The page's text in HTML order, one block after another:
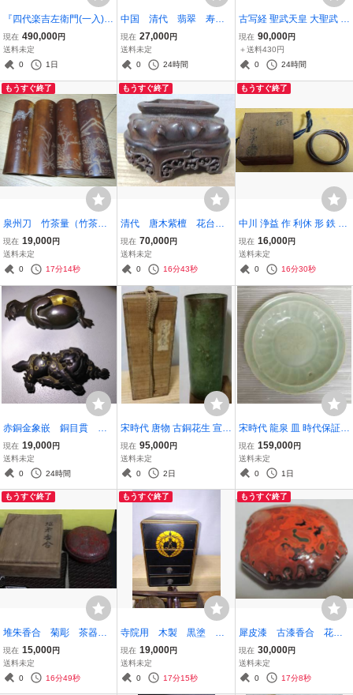
『四代楽吉左衛門(一入)』
造 ノンカウ 黒茶碗 15代
楽 吉左衛門 極書 表千家
淡々斎極箱 川端 市之 鑑定
現在 490,000円
送料未定
0
1日
中国 清代 翡翠 寿
字 簪18.5x2mm
現在 27,000円
送料未定
0
24時間
古写経 聖武天皇 大聖武 中
聖武 1行 極札 未装 紙本
中国 唐物 唐本 古美術 掛
軸 古筆 文書 古筆切 奈良
現在 90,000円
＋送料430円
0
24時間
もうすぐ終了
泉州刀 竹茶量（竹茶
合） 山水 蘭花 松
舟人物彫 在銘 4枚 煎
茶 本物保証
現在 19,000円
送料未定
0
17分14秒
もうすぐ終了
清代 唐木紫檀 花台
纏枝蓮紋 細彫 共箱
現在 70,000円
送料未定
0
16分43秒
もうすぐ終了
中川 浄益 作 利休 形 鉄 石
目 釜鐶 （共箱）
現在 16,000円
送料未定
0
16分30秒
赤銅金象嵌 銅目貫
蛙 獅子 一双
現在 19,000円
送料未定
0
24時間
宋時代 唐物 古銅花生 宣徳
銅 箱付 共箱 重さ724ｇ
現在 95,000円
送料未定
0
2日
宋時代 龍泉 皿 時代保証
本物保証 検索 天目 茶碗
現在 159,000円
送料未定
0
1日
もうすぐ終了
堆朱香合 菊彫 茶器
茶道具 在銘 共箱 茶
道具 唐物
現在 15,000円
送料未定
0
16分49秒
もうすぐ終了
寺院用 木製 黒塗 銅
寺院 家紋 水滴 仏
具 仏教美術
現在 19,000円
送料未定
0
17分15秒
もうすぐ終了
犀皮漆 古漆香合 花押
あり 根付
現在 30,000円
送料未定
0
17分8秒